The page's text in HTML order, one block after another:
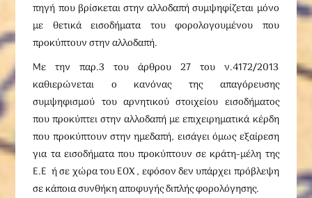
πηγή που βρίσκεται στην αλλοδαπή συμψηφίζεται μόνο
με θετικά εισοδήματα του φορολογουμένου που
προκύπτουν στην αλλοδαπή.
Με την παρ.3 του άρθρου 27 του ν.4172/2013
καθιερώνεται ο κανόνας της απαγόρευσης
συμψηφισμού του αρνητικού στοιχείου εισοδήματος
που προκύπτει στην αλλοδαπή με επιχειρηματικά κέρδη
που προκύπτουν στην ημεδαπή, εισάγει όμως εξαίρεση
για τα εισοδήματα που προκύπτουν σε κράτη-μέλη της
Ε.Ε ή σε χώρα του ΕΟΧ , εφόσον δεν υπάρχει πρόβλεψη
σε κάποια συνθήκη αποφυγής διπλής φορολόγησης.